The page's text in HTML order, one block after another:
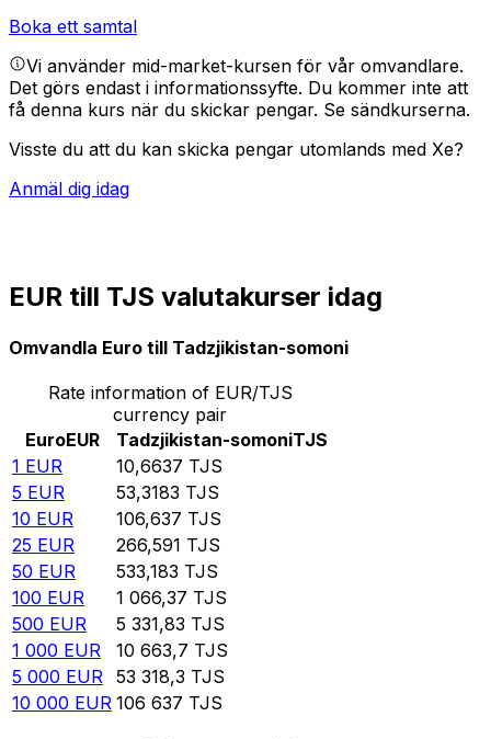
Boka ett samtal
Vi använder mid-market-kursen för vår omvandlare.
Det görs endast i informationssyfte. Du kommer inte att
få denna kurs när du skickar pengar. Se sändkurserna.
Visste du att du kan skicka pengar utomlands med Xe?
Anmäl dig idag
EUR till TJS valutakurser idag
Omvandla Euro till Tadzjikistan-somoni
Rate information of EUR/TJS
currency pair
EuroEUR Tadzjikistan-somoniTJS
1 EUR 10,6637 TJS
5 EUR 53,3183 TJS
10 EUR 106,637 TJS
25 EUR 266,591 TJS
50 EUR 533,183 TJS
100 EUR 1 066,37 TJS
500 EUR 5 331,83 TJS
1 000 EUR 10 663,7 TJS
5 000 EUR 53 318,3 TJS
10 000 EUR 106 637 TJS